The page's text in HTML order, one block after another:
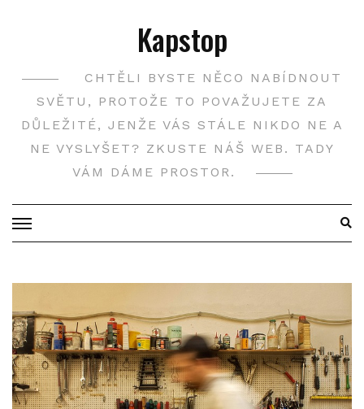
Kapstop
CHTĚLI BYSTE NĚCO NABÍDNOUT
SVĚTU, PROTOŽE TO POVAŽUJETE ZA
DŮLEŽITÉ, JENŽE VÁS STÁLE NIKDO NE A
NE VYSLYŠET? ZKUSTE NÁŠ WEB. TADY
VÁM DÁME PROSTOR.